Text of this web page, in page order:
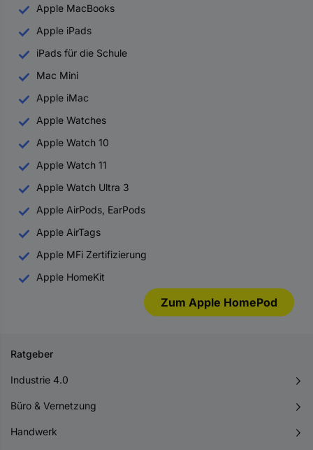
Apple MacBooks
Apple iPads
iPads für die Schule
Mac Mini
Apple iMac
Apple Watches
Apple Watch 10
Apple Watch 11
Apple Watch Ultra 3
Apple AirPods, EarPods
Apple AirTags
Apple MFi Zertifizierung
Apple HomeKit
Zum Apple HomePod
Ratgeber
Industrie 4.0
Büro & Vernetzung
Handwerk